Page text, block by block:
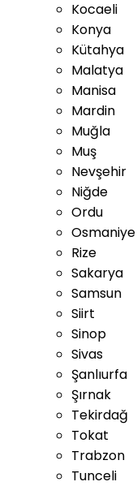
Kocaeli
Konya
Kütahya
Malatya
Manisa
Mardin
Muğla
Muş
Nevşehir
Niğde
Ordu
Osmaniye
Rize
Sakarya
Samsun
Siirt
Sinop
Sivas
Şanlıurfa
Şırnak
Tekirdağ
Tokat
Trabzon
Tunceli